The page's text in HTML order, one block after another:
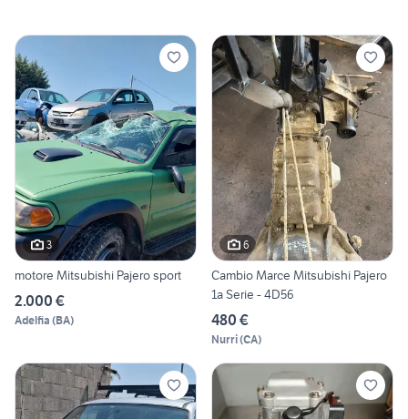
3
motore Mitsubishi Pajero sport
2.000 €
Adelfia (BA)
6
Cambio Marce Mitsubishi Pajero
1a Serie - 4D56
480 €
Nurri(CA)